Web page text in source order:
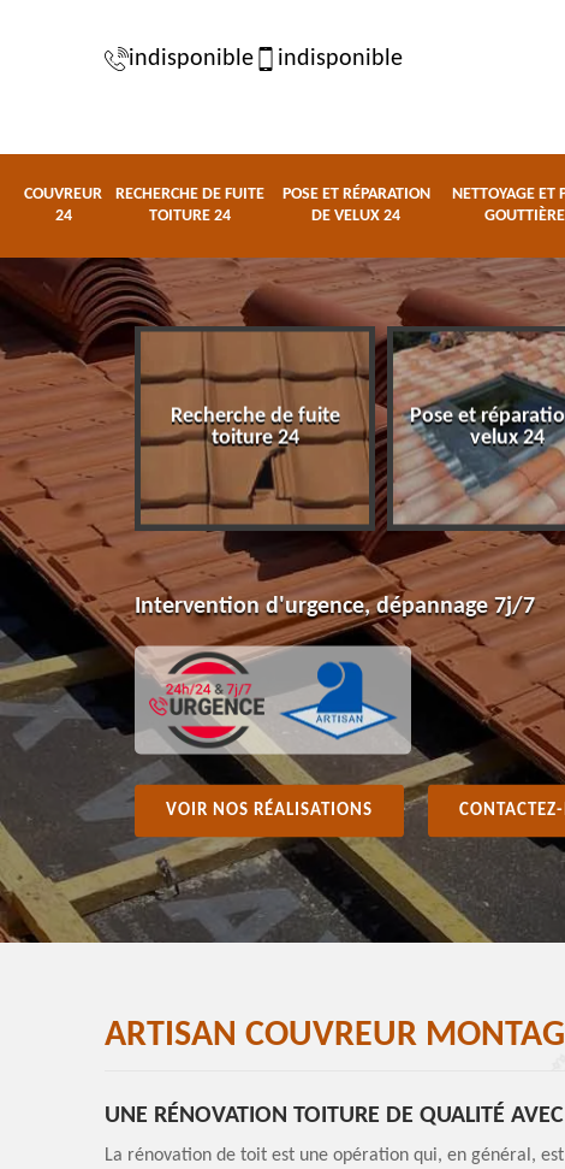
indisponible indisponible
COUVREUR
24
RECHERCHE DE FUITE
TOITURE 24
POSE ET RÉPARATION
DE VELUX 24
NETTOYAGE ET
24
Recherche de fuite
toiture 24
Pose et
velux 24
Intervention d'urgence, dépannage 7j/7
VOIR NOS RÉALISATIONS
ARTISAN COUVREUR
UNE RÉNOVATION TOITURE DE QUALITÉ
La rénovation de toit est une opération qui, en général,